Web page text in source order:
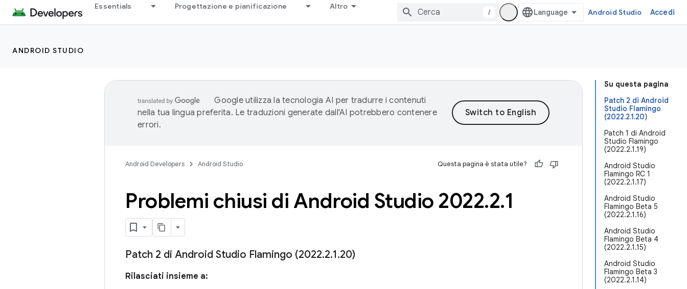
Essentials Progettazione e pianificazione Altro
/ Android Studio Accedi
ANDROID STUDIO
Su questa pagina
Patch 2 di Android
Studio Flamingo
(2022.2.1.20)
Patch 1 di Android
Studio Flamingo
(2022.2.1.19)
Android Studio
Flamingo RC 1
(2022.2.1.17)
Android Studio
Flamingo Beta 5
(2022.2.1.16)
Android Studio
Flamingo Beta 4
(2022.2.1.15)
Android Studio
Flamingo Beta 3
(2022.2.1.14)
Google utilizza la tecnologia AI per tradurre i contenuti
nella tua lingua preferita. Le traduzioni generate dall'AI potrebbero contenere
errori.
Android Developers Android Studio Questa pagina è stata utile?
Problemi chiusi di Android Studio 2022.2.1
Patch 2 di Android Studio Flamingo (2022.2.1.20)
Rilasciati insieme a: